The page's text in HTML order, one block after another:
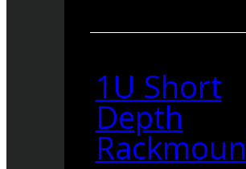
1U Short
Depth